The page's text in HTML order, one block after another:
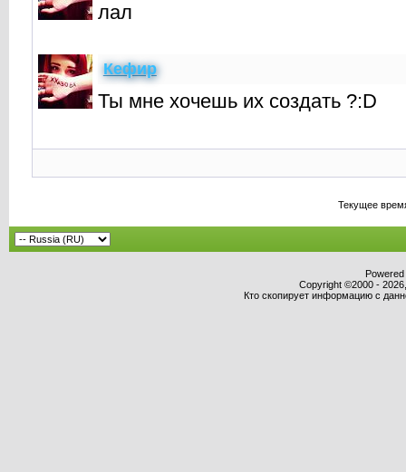
лал
Кефир
Ты мне хочешь их создать ?:D
Текущее
Copyright ©2000 -
Кто скопирует информацию с